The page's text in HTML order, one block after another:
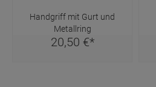
Handgriff mit Gurt und
Metallring
20,50 €*